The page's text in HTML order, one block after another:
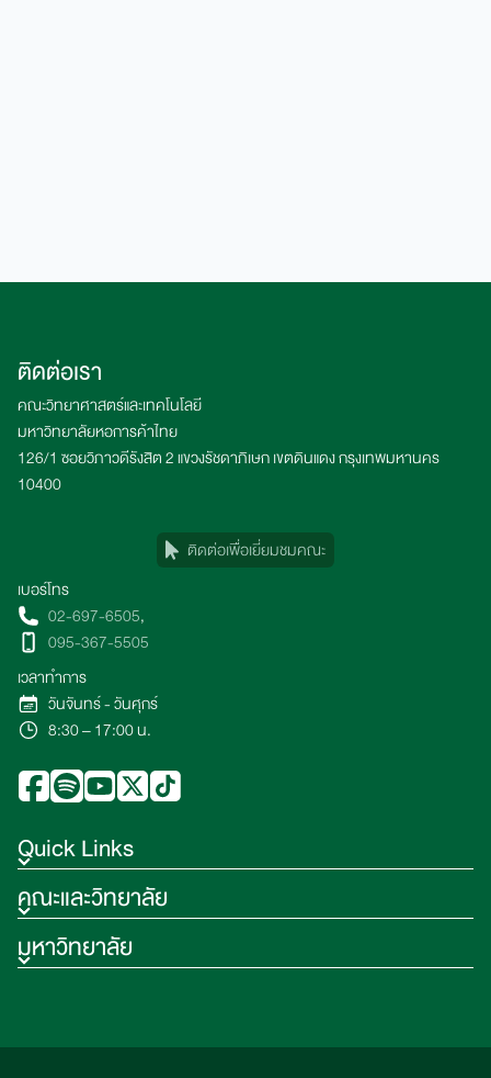
Quick Links
คณะและวิทยาลัย
มหาวิทยาลัย
ติดต่อเรา
คณะวิทยาศาสตร์และเทคโนโลยี
มหาวิทยาลัยหอการค้าไทย
126/1 ซอยวิภาวดีรังสิต 2 แขวงรัชดาภิเษก เขตดินแดง กรุงเทพมหานคร
10400
ติดต่อเพื่อเยี่ยมชมคณะ
เบอร์โทร
02-697-6505,
095-367-5505
เวลาทำการ
วันจันทร์ - วันศุกร์
8:30 – 17:00 น.